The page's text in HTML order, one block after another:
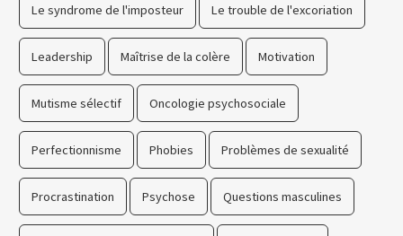
Le syndrome de l'imposteur Le trouble de l'excoriation
Leadership Maîtrise de la colère Motivation
Mutisme sélectif Oncologie psychosociale
Perfectionnisme Phobies Problèmes de sexualité
Procrastination Psychose Questions masculines